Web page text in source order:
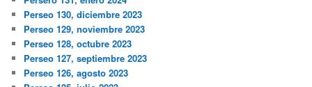
Perseo 130, diciembre 2023
Perseo 129, noviembre 2023
Perseo 128, octubre 2023
Perseo 127, septiembre 2023
Perseo 126, agosto 2023